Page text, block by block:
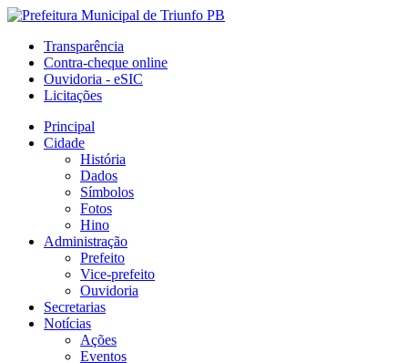
Transparência
Contra-cheque online
Ouvidoria - eSIC
Licitações
Principal
Cidade
História
Dados
Símbolos
Fotos
Hino
Administração
Prefeito
Vice-prefeito
Ouvidoria
Secretarias
Notícias
Ações
Eventos